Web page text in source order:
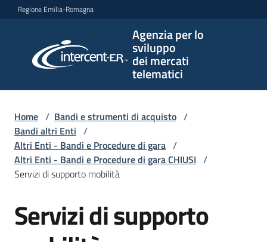
Vai al contenuto
Vai alla navigazione
Vai al footer
Regione Emilia-Romagna
Agenzia per lo
sviluppo
dei mercati
telematici
per lo
sviluppo
telematici
L'Agenzia
Bandi
Home / Bandi e strumenti di acquisto /
Bandi altri Enti /
Altri Enti - Bandi e Procedure di gara /
Altri Enti - Bandi e Procedure di gara CHIUSI /
Servizi di supporto mobilità
Salta al contenuto
Servizi di supporto